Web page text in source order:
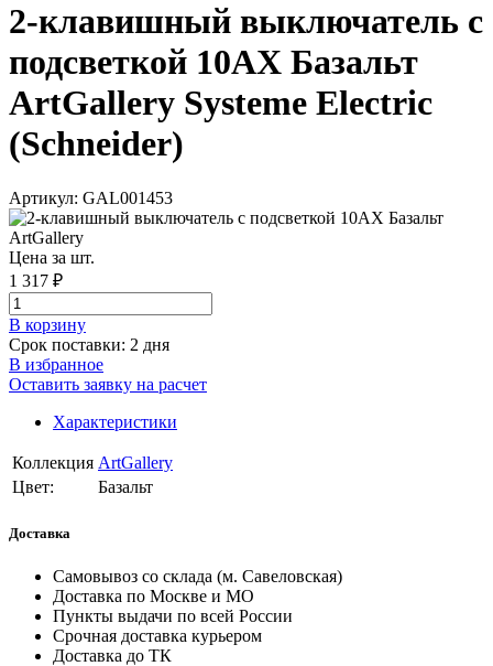
2-клавишный выключатель с
подсветкой 10АХ Базальт
ArtGallery Systeme Electric
(Schneider)
Артикул: GAL001453
Цена за шт.
1 317 ₽
В корзинy
Срок поставки: 2 дня
В избранное
Оставить заявку на расчет
Характеристики
Коллекция ArtGallery
Цвет:
Базальт
Доставка
Самовывоз со склада (м. Савеловская)
Доставка по Москве и МО
Пункты выдачи по всей России
Срочная доставка курьером
Доставка до ТК